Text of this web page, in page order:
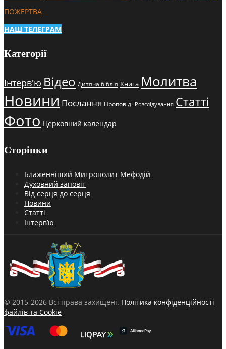
ПОЖЕРТВА
НАШ ТЕЛЕГРАМ
Категорії
Інтерв'ю Відео Дитяча біблія Книга Молитва
Новини Послання Проповіді Розслідування Статті
Фото Церковний календар
Сторінки
Блаженніший Митрополит Мефодій
Духовний заповіт
Від серця до серця
Новини
Статті
Інтерв’ю
© 2015-2026 Всі права захищені. Політика конфіденційності
файлів та Cookie